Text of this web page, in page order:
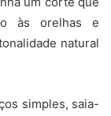
às orelhas e
natural
simples, saia-